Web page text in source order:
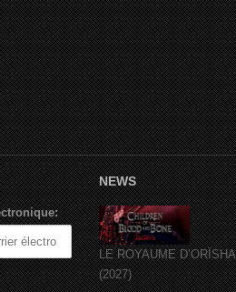
NEWS
LE ROYAUME D’ORÏSHA
(2027)